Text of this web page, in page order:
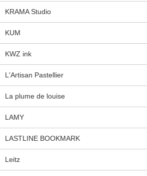
KRAMA Studio
KUM
KWZ ink
L'Artisan Pastellier
La plume de louise
LAMY
LASTLINE BOOKMARK
Leitz